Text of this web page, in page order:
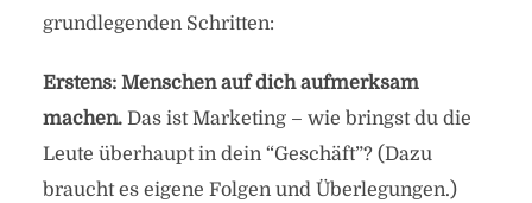
grundlegenden Schritten:
Erstens: Menschen auf dich aufmerksam
machen.Das ist Marketing – wie bringst du die
Leute überhaupt in dein “Geschäft”? (Dazu
braucht es eigene Folgen und Überlegungen.)